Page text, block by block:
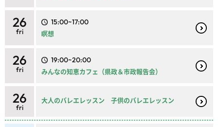
26
fri
15:00~17:00
瞑想
26
fri
19:00~20:00
みんなの知恵カフェ（県政＆市政報告会）
26
fri
大人のバレエレッスン 子供のバレエレッスン